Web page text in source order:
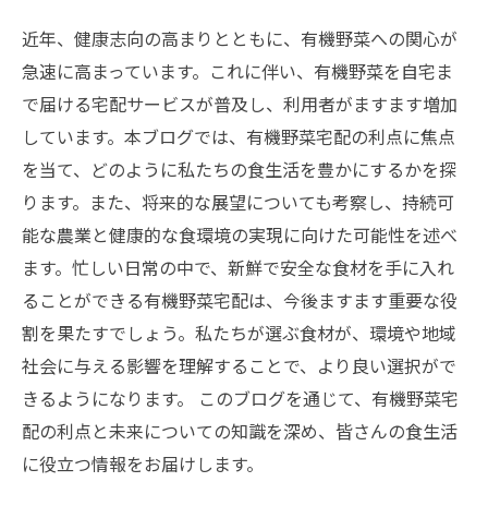
近年、健康志向の高まりとともに、有機野菜への関心が
急速に高まっています。これに伴い、有機野菜を自宅ま
で届ける宅配サービスが普及し、利用者がますます増加
しています。本ブログでは、有機野菜宅配の利点に焦点
を当て、どのように私たちの食生活を豊かにするかを探
ります。また、将来的な展望についても考察し、持続可
能な農業と健康的な食環境の実現に向けた可能性を述べ
ます。忙しい日常の中で、新鮮で安全な食材を手に入れ
ることができる有機野菜宅配は、今後ますます重要な役
割を果たすでしょう。私たちが選ぶ食材が、環境や地域
社会に与える影響を理解することで、より良い選択がで
きるようになります。 このブログを通じて、有機野菜宅
配の利点と未来についての知識を深め、皆さんの食生活
に役立つ情報をお届けします。